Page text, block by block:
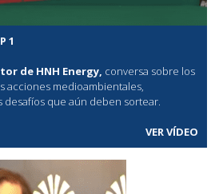
1
de HNH Energy, conversa sobre los
acciones medioambientales,
desafíos que aún deben sortear.
VER VÍDEO